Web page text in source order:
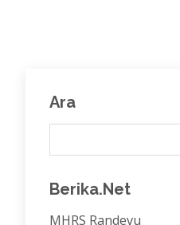
Ara
Berika.Net
MHRS Randevu